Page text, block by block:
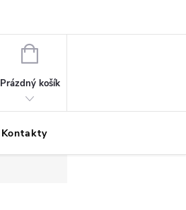
NÁKUPNÍ
Prázdný košík
Kontakty